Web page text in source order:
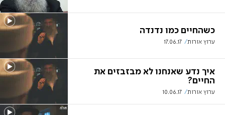
כשהחיים כמו נדנדה
ערוץ אורות 17.06.17
איך נדע שאנחנו לא מבזבזים את
החיים?
ערוץ אורות 10.06.17